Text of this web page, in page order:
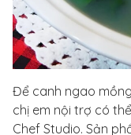
Để canh ngao
chị em nội trợ có
Chef Studio. Sản